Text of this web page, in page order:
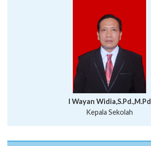
I Wayan Widia,S.Pd.,M.Pd
Kepala Sekolah